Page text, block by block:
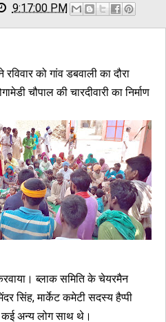
9:17:00 PM
रविवार को गांव डबवाली का दौरा
चौपाल की चारदीवारी का निर्माण
ब्लाक समिति के चेयरमैन
सिंह, मार्केट कमेटी सदस्य हैप्पी
कई अन्य लोग साथ थे।